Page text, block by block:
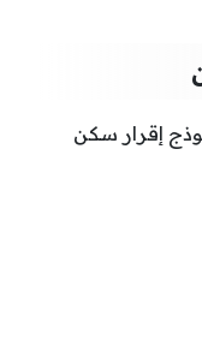
إقرار سكن